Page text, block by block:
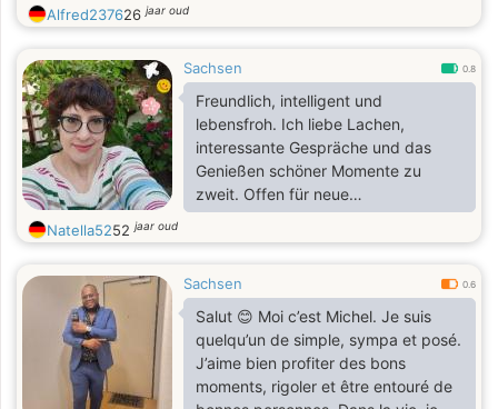
Alfred237626jaar oud
Sachsen 0.8
Freundlich, intelligent und
lebensfroh. Ich liebe Lachen,
interessante Gespräche und das
Genießen schöner Momente zu
zweit. Offen für neue
Bekanntschaften und gemeinsame
Abenteuer.
Natella5252jaar oud
Sachsen 0.6
Salut 😊 Moi c’est Michel. Je suis
quelqu’un de simple, sympa et posé.
J’aime bien profiter des bons
moments, rigoler et être entouré de